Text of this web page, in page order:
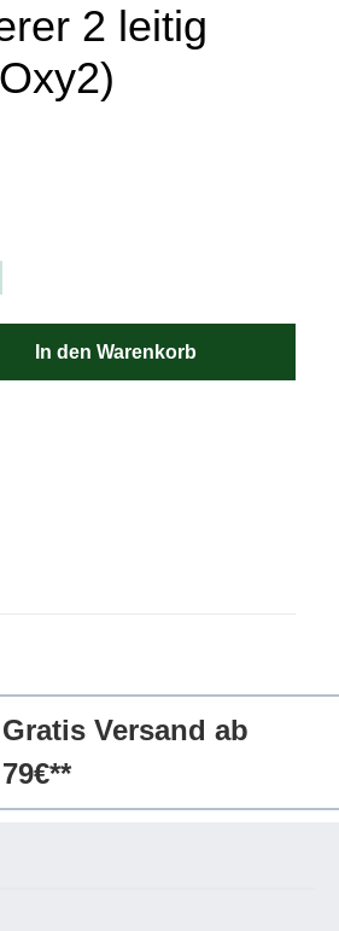
2 leitig
gewünschten Wert ein
In den Warenkorb
Gratis Versand ab
79€**